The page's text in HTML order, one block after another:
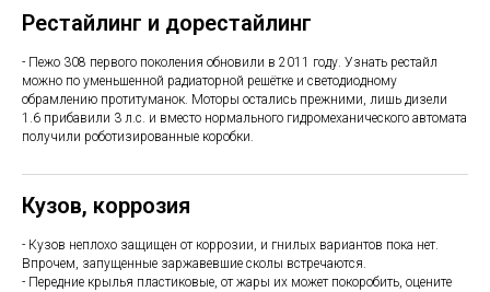
Рестайлинг и дорестайлинг
- Пежо 308 первого поколения обновили в 2011 году. Узнать рестайл
можно по уменьшенной радиаторной решётке и светодиодному
обрамлению протитуманок. Моторы остались прежними, лишь дизели
1.6 прибавили 3 л.с. и вместо нормального гидромеханического автомата
получили роботизированные коробки.
Кузов, коррозия
- Кузов неплохо защищен от коррозии, и гнилых вариантов пока нет.
Впрочем, запущенные заржавевшие сколы встречаются.
- Передние крылья пластиковые, от жары их может покоробить, оцените